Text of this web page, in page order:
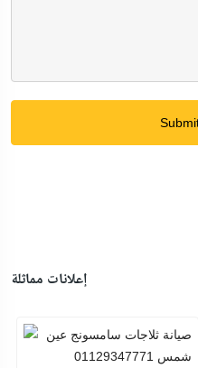
إعلانات مماثلة